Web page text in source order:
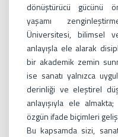
dönüştürücü gücünü
yaşamı
Üniversitesi, bilimsel
anlayışla ele alarak
bir akademik zemin
ise sanatı yalnızca
derinliği ve eleştirel
anlayışıyla ele
özgün ifade biçimleri
Bu kapsamda sizi,